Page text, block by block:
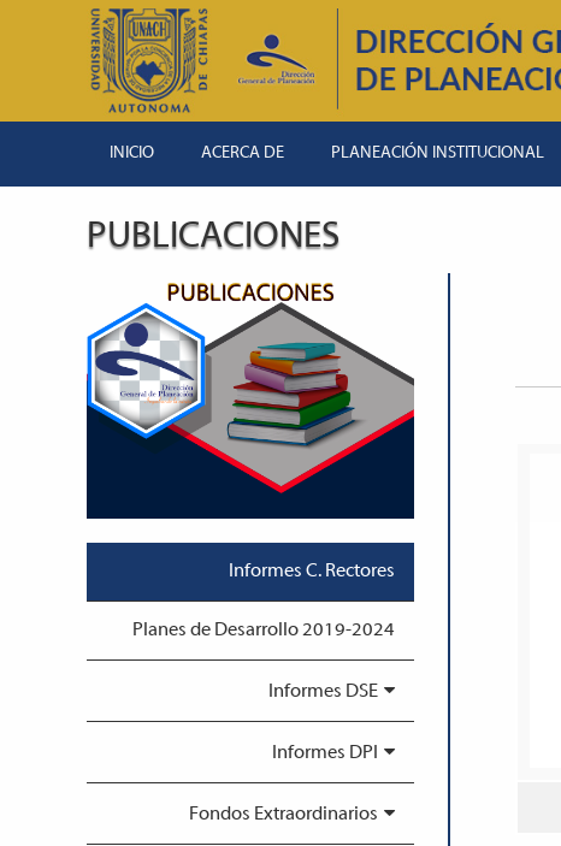
INICIO ACERCA DE PLANEACIÓN INSTITUCIONAL
PUBLICACIONES
Informes C. Rectores
Planes de Desarrollo 2019-2024
Informes DSE
Informes DPI
Fondos Extraordinarios